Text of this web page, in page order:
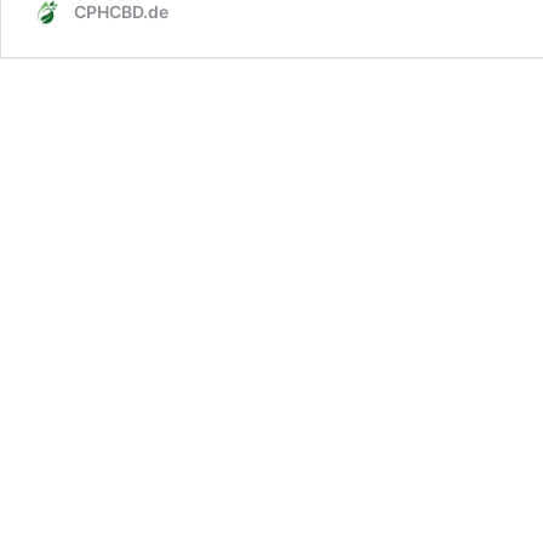
CPHCBD.de